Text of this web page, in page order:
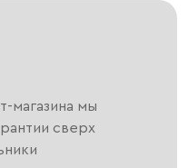
магазина мы
сверх